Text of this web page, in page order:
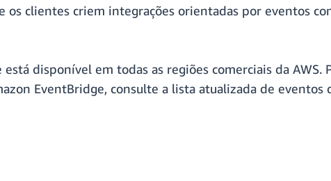
clientes criem integrações orientadas por eventos
disponível em todas as regiões comerciais da AWS.
EventBridge, consulte a lista atualizada de eventos